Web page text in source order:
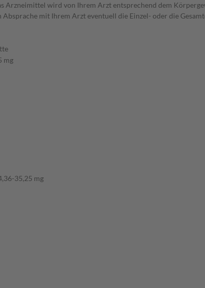
Arzneimittel wird von Ihrem Arzt entsprechend dem
mit Ihrem Arzt eventuell die Einzel- oder die
mg
35,25 mg